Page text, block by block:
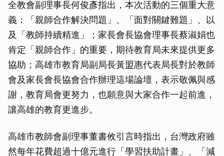
全教會副理事長何俊彥指出，本次活動的三個重大意
義：「親師合作解決問題」、「面對關鍵難題」、以
及「教師持續精進」；家長會長協會理事長蔡淑娟也
肯定「親師合作」的重要，期待教育局未來提供更多
協助；高雄市教育局副局長黃盟惠代表局長對於教師
會及家長會長協會合作辦理這場論壇，表示敬佩與感
謝，教育局會更努力，也願意與大家合作一起前進，
讓高雄的教育更進步。
高雄市教師會副理事董書攸引言時指出，台灣政府雖
然每年花費超過十億元進行「學習扶助計畫」、「減